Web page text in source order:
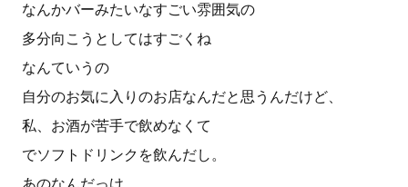
なんかバーみたいなすごい雰囲気の
多分向こうとしてはすごくね
なんていうの
自分のお気に入りのお店なんだと思うんだけど、
私、お酒が苦手で飲めなくて
でソフトドリンクを飲んだし。